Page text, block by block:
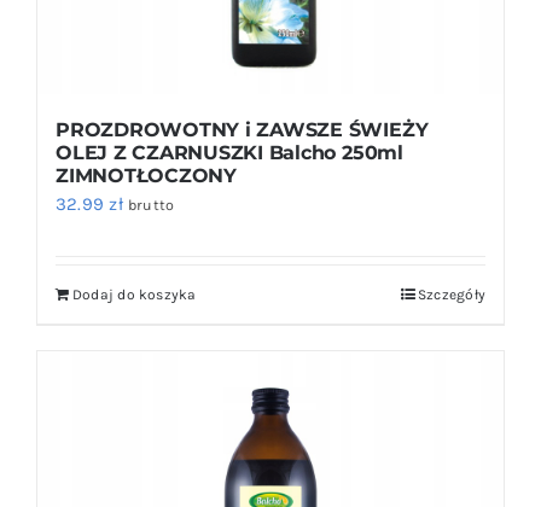
PROZDROWOTNY i ZAWSZE ŚWIEŻY
OLEJ Z CZARNUSZKI Balcho 250ml
ZIMNOTŁOCZONY
32.99zł brutto
Dodaj do koszyka Szczegóły